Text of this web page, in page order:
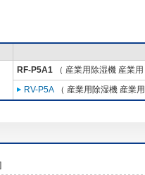
RF-P5A1 （ 産業用除湿機 産業
RV-P5A （ 産業用除湿機 産業